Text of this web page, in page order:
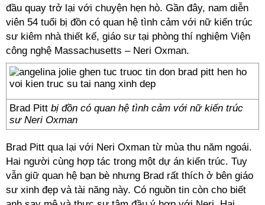
đầu quay trở lại với chuyện hẹn hò. Gần đây, nam diễn
viên 54 tuổi bị đồn có quan hệ tình cảm với nữ kiến trúc
sư kiêm nhà thiết kế, giáo sư tại phòng thí nghiệm Viện
công nghệ Massachusetts – Neri Oxman.
Brad Pitt bị đồn có quan hệ tình cảm với nữ kiến trúc
sư Neri Oxman
Brad Pitt qua lại với Neri Oxman từ mùa thu năm ngoái.
Hai người cùng hợp tác trong một dự án kiến trúc. Tuy
vẫn giữ quan hệ bạn bè nhưng Brad rất thích ở bên giáo
sư xinh đẹp và tài năng này. Có nguồn tin còn cho biết